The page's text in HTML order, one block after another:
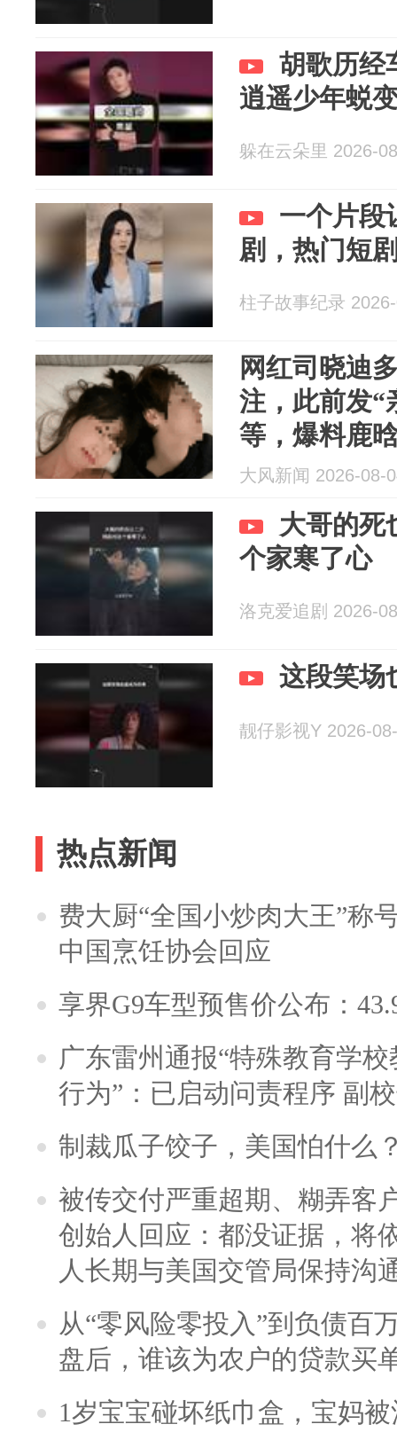
胡歌历经
逍遥少年蜕
躲在云朵里 2026-
一个片段
剧，热门短
柱子故事纪录
网红司晓迪
注，此前发“
等，爆料鹿
等十余位艺
大风新闻 2026-08-
大哥的死
个家寒了心
洛克爱追剧 2026-
这段笑场
靓仔影视Y 2026-
热点新闻
费大厨“全国小炒肉大王”称
中国烹饪协会回应
享界G9车型预售价公布：
广东雷州通报“特殊教育学
行为”：已启动问责程序 副
制裁瓜子饺子，美国怕什么
被传交付严重超期、糊弄客
创始人回应：都没证据，将
人长期与美国交管局保持沟
从“零风险零投入”到负债百
盘后，谁该为农户的贷款买
1岁宝宝碰坏纸巾盒，宝妈